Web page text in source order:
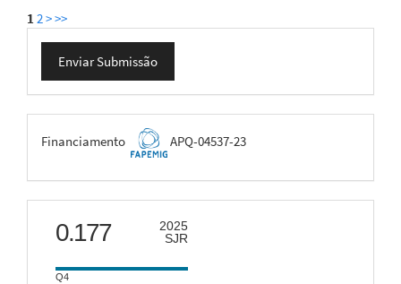
1 2>>>
Enviar
Submissão
Enviar Submissão
FAPEMIG
Financiamento APQ-04537-23
scimago
0.177
2025
SJR
Q4